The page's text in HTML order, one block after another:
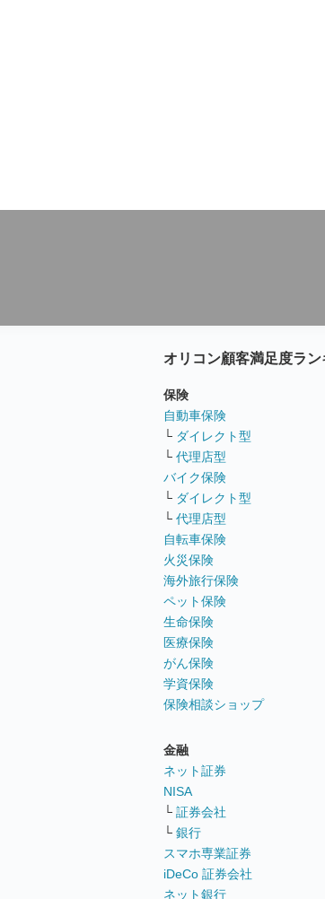
オリコン顧客満足度ラ
保険
自動車保険
└ ダイレクト型
└ 代理店型
バイク保険
└ ダイレクト型
└ 代理店型
自転車保険
火災保険
海外旅行保険
ペット保険
生命保険
医療保険
がん保険
学資保険
保険相談ショップ
金融
ネット証券
NISA
└ 証券会社
└ 銀行
スマホ専業証券
iDeCo 証券会社
ネット銀行